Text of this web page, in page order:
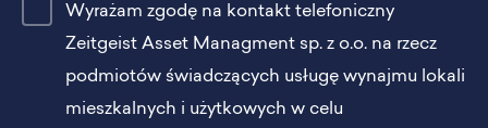
Wyrażam zgodę na kontakt telefoniczny
Zeitgeist Asset Managment sp. z o.o. na rzecz
podmiotów świadczących usługę wynajmu lokali
mieszkalnych i użytkowych w celu